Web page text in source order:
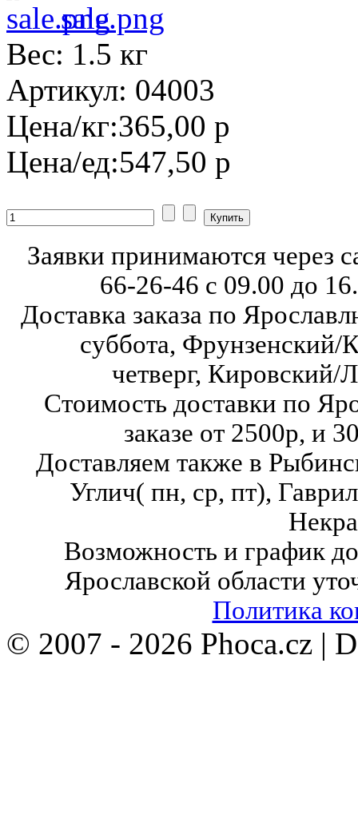
sale.png
Вес: 1.5 кг
Артикул: 04003
Цена/кг:365,00 р
Цена/ед:547,50 р
Заявки принимаются через
66-26-46 с 09.00 до
Доставка заказа по
суббота, Фрунзенский/
четверг, Кировский/
Стоимость доставки по
заказе от 2500р, и
Доставляем также в
Углич( пн, ср, пт),
Возможность и график
Ярославской области
Политика
© 2007 - 2026 Phoca.cz |